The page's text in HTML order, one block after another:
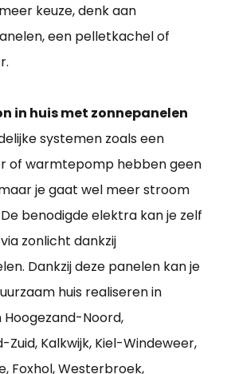
keuze, denk aan
een pelletkachel of
in huis met zonnepanelen
systemen zoals een
of warmtepomp hebben geen
je gaat wel meer stroom
benodigde elektra kan je zelf
zonlicht dankzij
Dankzij deze panelen kan je
huis realiseren in
Hoogezand-Noord,
Zuid, Kalkwijk, Kiel-Windeweer,
Foxhol, Westerbroek,